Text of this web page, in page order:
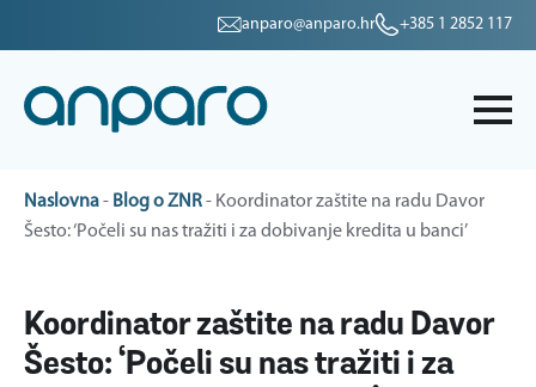
anparo@anparo.hr +385 1 2852 117
Naslovna- Blog o ZNR- Koordinator zaštite na radu Davor
Šesto: ‘Počeli su nas tražiti i za dobivanje kredita u banci’
Koordinator zaštite na radu Davor
Šesto: ‘Počeli su nas tražiti i za